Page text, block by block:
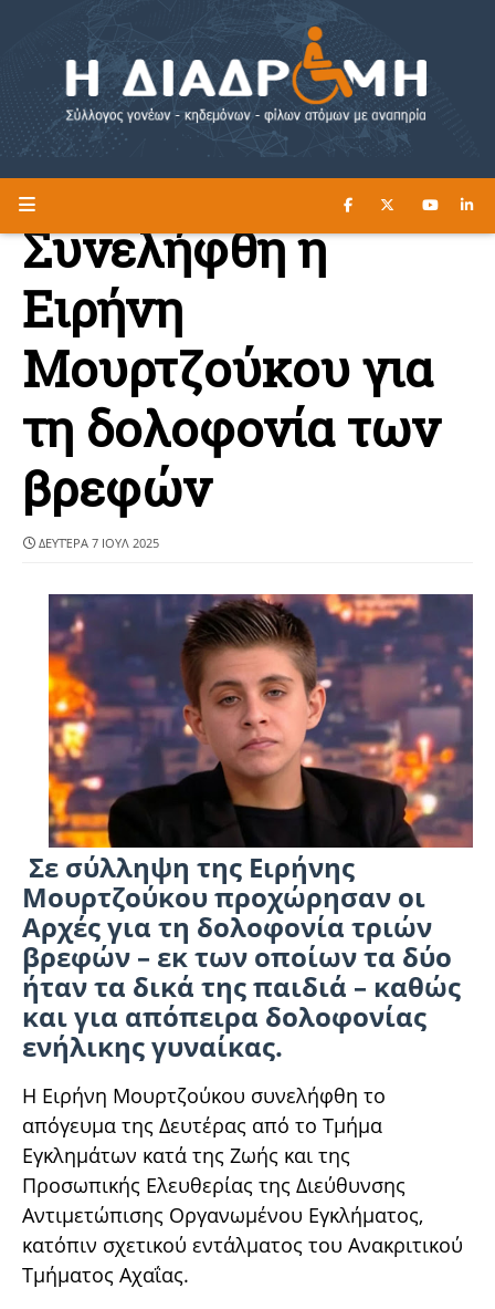
Η ΔΙΑΔΡΟΜΗ ΔΙΑΒΑΣΤΕ ΕΔΩ ►
Συνελήφθη η
Ειρήνη
Μουρτζούκου για
τη δολοφονία των
βρεφών
ΔΕΥΤΈΡΑ 7 ΙΟΥΛ 2025
Σε σύλληψη της Ειρήνης
Μουρτζούκου προχώρησαν οι
Αρχές για τη δολοφονία τριών
βρεφών – εκ των οποίων τα δύο
ήταν τα δικά της παιδιά – καθώς
και για απόπειρα δολοφονίας
ενήλικης γυναίκας.
Η Ειρήνη Μουρτζούκου συνελήφθη το
απόγευμα της Δευτέρας από το Τμήμα
Εγκλημάτων κατά της Ζωής και της
Προσωπικής Ελευθερίας της Διεύθυνσης
Αντιμετώπισης Οργανωμένου Εγκλήματος,
κατόπιν σχετικού εντάλματος του Ανακριτικού
Τμήματος Αχαΐας.